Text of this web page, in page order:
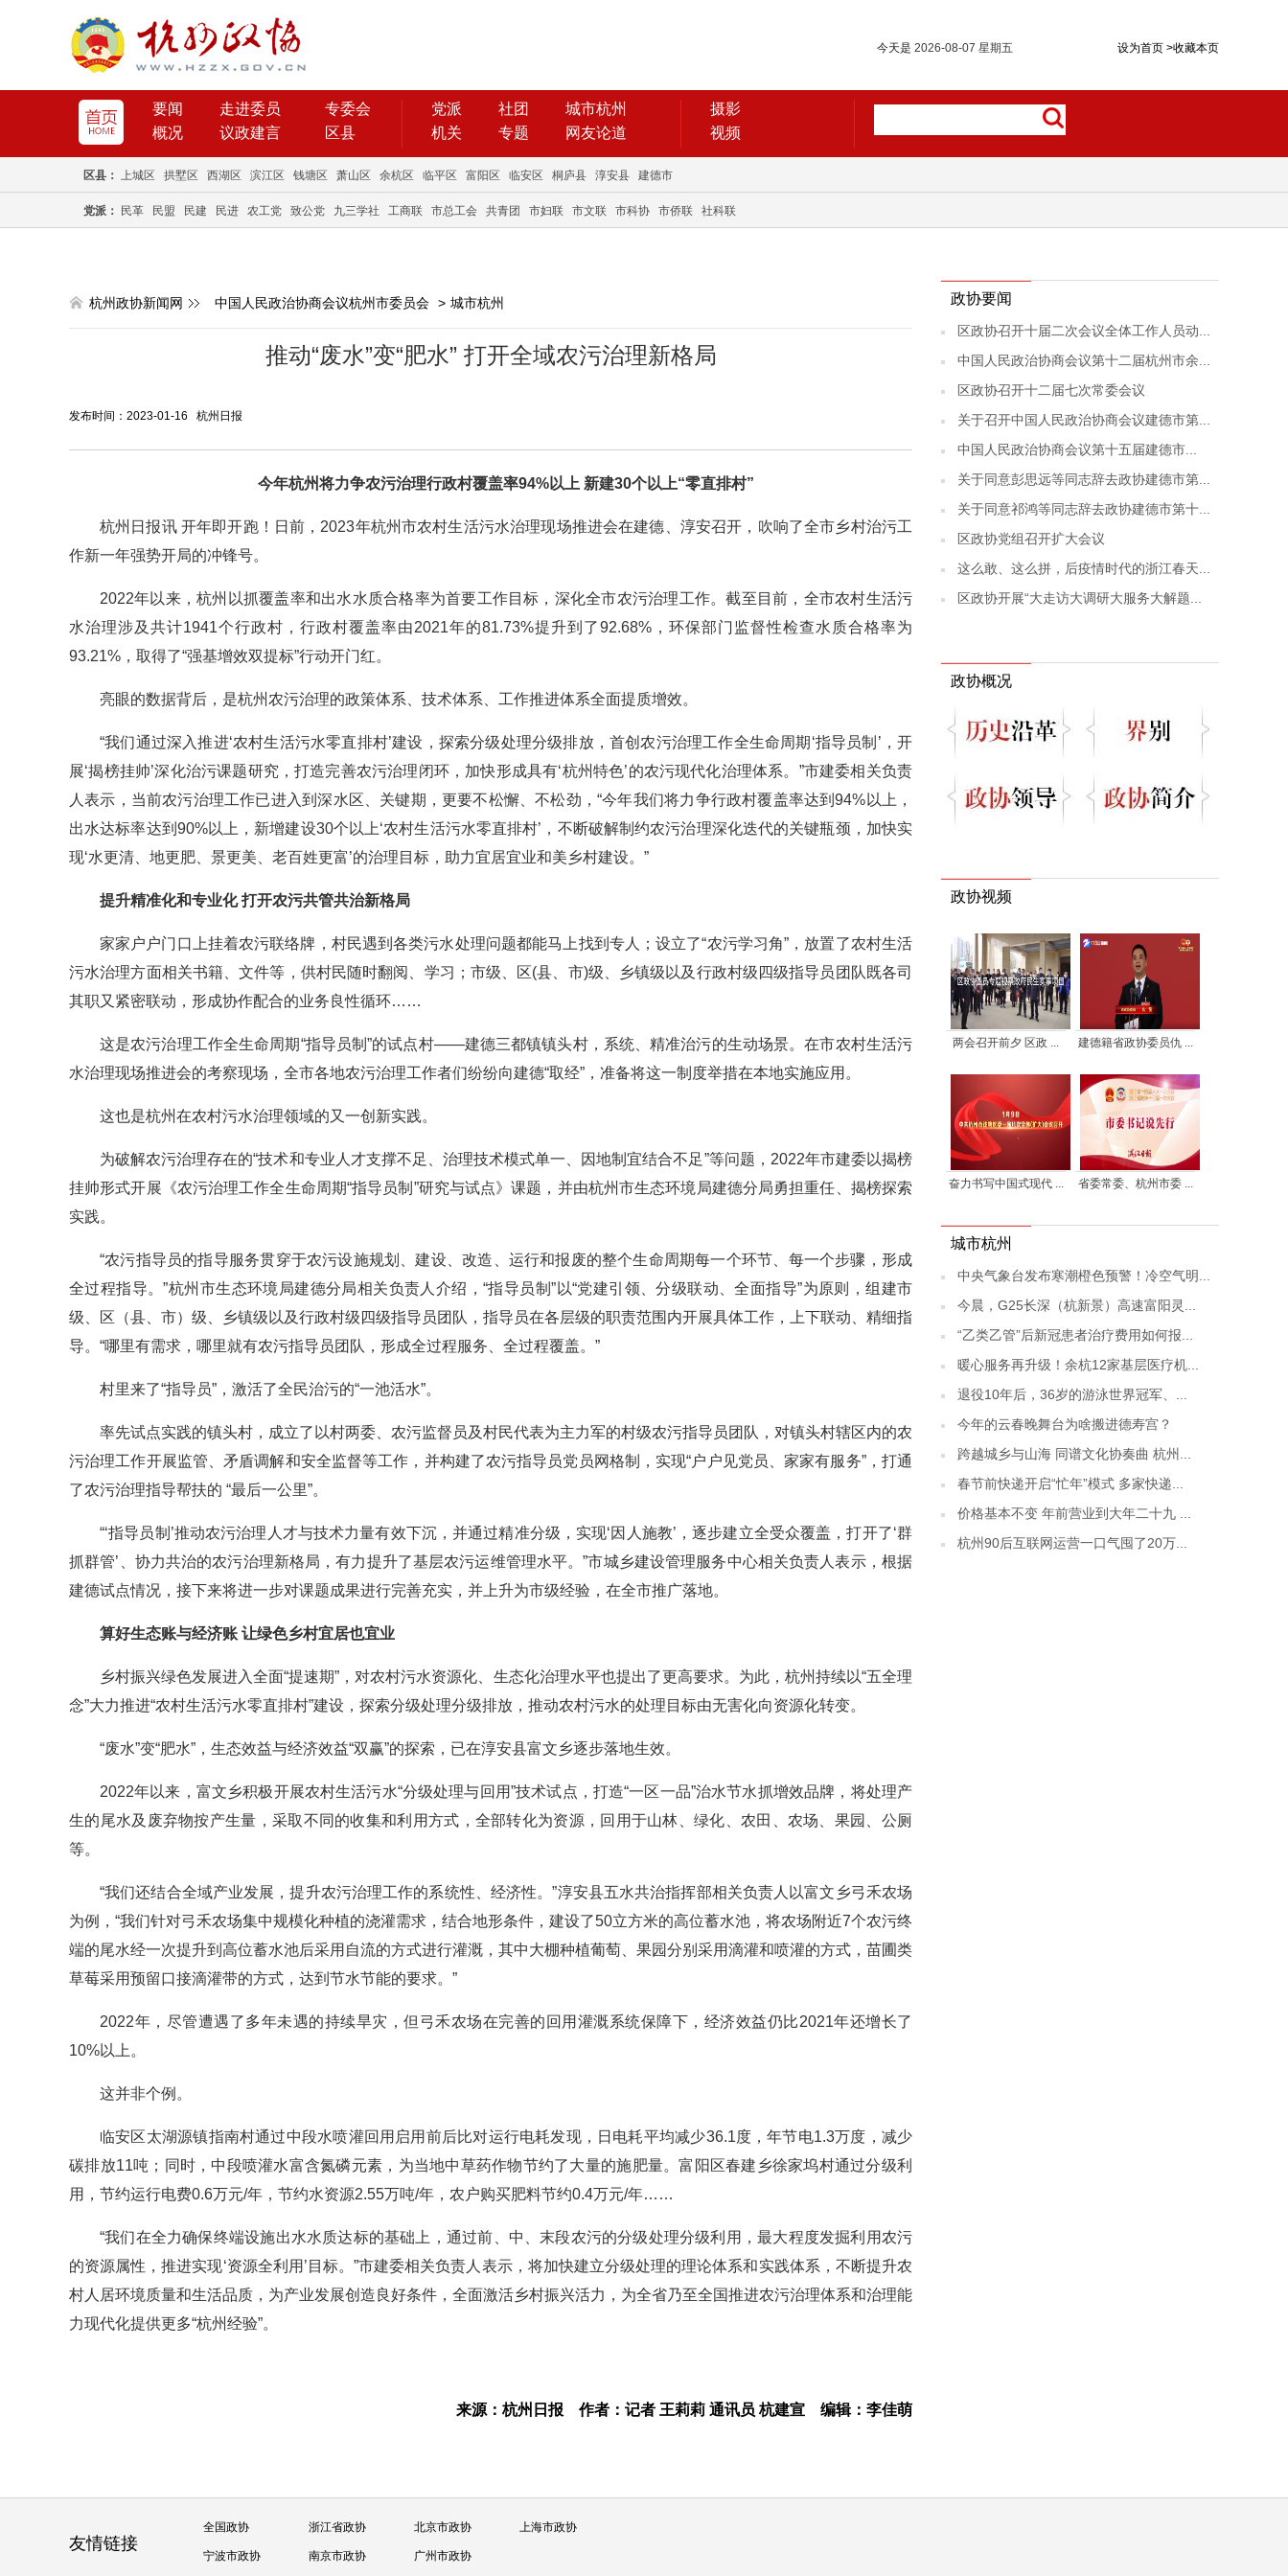
设为首页 >收藏本页
今天是 2026-08-07 星期五
要闻 走进委员
专委会
概况
议政建言 区县
党派 社团
城市杭州
机关
专题 网友论道
摄影
视频
区县： 上城区 拱墅区 西湖区 滨江区 钱塘区 萧山区 余杭区 临平区 富阳区 临安区 桐庐县 淳安县 建德市
党派： 民革 民盟 民建 民进 农工党 致公党 九三学社 工商联 市总工会 共青团 市妇联 市文联 市科协 市侨联 社科联
杭州政协新闻网 中国人民政治协商会议杭州市委员会 > 城市杭州
推动“废水”变“肥水” 打开全域农污治理新格局
发布时间：2023-01-16 杭州日报
今年杭州将力争农污治理行政村覆盖率94%以上 新建30个以上“零直排村”
杭州日报讯 开年即开跑！日前，2023年杭州市农村生活污水治理现场推进会在建德、淳安召开，吹响了全市乡村治污工
作新一年强势开局的冲锋号。
2022年以来，杭州以抓覆盖率和出水水质合格率为首要工作目标，深化全市农污治理工作。截至目前，全市农村生活污
水治理涉及共计1941个行政村，行政村覆盖率由2021年的81.73%提升到了92.68%，环保部门监督性检查水质合格率为
93.21%，取得了“强基增效双提标”行动开门红。
亮眼的数据背后，是杭州农污治理的政策体系、技术体系、工作推进体系全面提质增效。
“我们通过深入推进‘农村生活污水零直排村’建设，探索分级处理分级排放，首创农污治理工作全生命周期‘指导员制’，开
展‘揭榜挂帅’深化治污课题研究，打造完善农污治理闭环，加快形成具有‘杭州特色’的农污现代化治理体系。”市建委相关负责
人表示，当前农污治理工作已进入到深水区、关键期，更要不松懈、不松劲，“今年我们将力争行政村覆盖率达到94%以上，
出水达标率达到90%以上，新增建设30个以上‘农村生活污水零直排村’，不断破解制约农污治理深化迭代的关键瓶颈，加快实
现‘水更清、地更肥、景更美、老百姓更富’的治理目标，助力宜居宜业和美乡村建设。”
提升精准化和专业化 打开农污共管共治新格局
家家户户门口上挂着农污联络牌，村民遇到各类污水处理问题都能马上找到专人；设立了“农污学习角”，放置了农村生活
污水治理方面相关书籍、文件等，供村民随时翻阅、学习；市级、区(县、市)级、乡镇级以及行政村级四级指导员团队既各司
其职又紧密联动，形成协作配合的业务良性循环……
这是农污治理工作全生命周期“指导员制”的试点村——建德三都镇镇头村，系统、精准治污的生动场景。在市农村生活污
水治理现场推进会的考察现场，全市各地农污治理工作者们纷纷向建德“取经”，准备将这一制度举措在本地实施应用。
这也是杭州在农村污水治理领域的又一创新实践。
为破解农污治理存在的“技术和专业人才支撑不足、治理技术模式单一、因地制宜结合不足”等问题，2022年市建委以揭榜
挂帅形式开展《农污治理工作全生命周期“指导员制”研究与试点》课题，并由杭州市生态环境局建德分局勇担重任、揭榜探索
实践。
“农污指导员的指导服务贯穿于农污设施规划、建设、改造、运行和报废的整个生命周期每一个环节、每一个步骤，形成
全过程指导。”杭州市生态环境局建德分局相关负责人介绍，“指导员制”以“党建引领、分级联动、全面指导”为原则，组建市
级、区（县、市）级、乡镇级以及行政村级四级指导员团队，指导员在各层级的职责范围内开展具体工作，上下联动、精细指
导。“哪里有需求，哪里就有农污指导员团队，形成全过程服务、全过程覆盖。”
村里来了“指导员”，激活了全民治污的“一池活水”。
率先试点实践的镇头村，成立了以村两委、农污监督员及村民代表为主力军的村级农污指导员团队，对镇头村辖区内的农
污治理工作开展监管、矛盾调解和安全监督等工作，并构建了农污指导员党员网格制，实现“户户见党员、家家有服务”，打通
了农污治理指导帮扶的 “最后一公里”。
“‘指导员制’推动农污治理人才与技术力量有效下沉，并通过精准分级，实现‘因人施教’，逐步建立全受众覆盖，打开了‘群
抓群管’、协力共治的农污治理新格局，有力提升了基层农污运维管理水平。”市城乡建设管理服务中心相关负责人表示，根据
建德试点情况，接下来将进一步对课题成果进行完善充实，并上升为市级经验，在全市推广落地。
算好生态账与经济账 让绿色乡村宜居也宜业
乡村振兴绿色发展进入全面“提速期”，对农村污水资源化、生态化治理水平也提出了更高要求。为此，杭州持续以“五全理
念”大力推进“农村生活污水零直排村”建设，探索分级处理分级排放，推动农村污水的处理目标由无害化向资源化转变。
“废水”变“肥水”，生态效益与经济效益“双赢”的探索，已在淳安县富文乡逐步落地生效。
2022年以来，富文乡积极开展农村生活污水“分级处理与回用”技术试点，打造“一区一品”治水节水抓增效品牌，将处理产
生的尾水及废弃物按产生量，采取不同的收集和利用方式，全部转化为资源，回用于山林、绿化、农田、农场、果园、公厕
等。
“我们还结合全域产业发展，提升农污治理工作的系统性、经济性。”淳安县五水共治指挥部相关负责人以富文乡弓禾农场
为例，“我们针对弓禾农场集中规模化种植的浇灌需求，结合地形条件，建设了50立方米的高位蓄水池，将农场附近7个农污终
端的尾水经一次提升到高位蓄水池后采用自流的方式进行灌溉，其中大棚种植葡萄、果园分别采用滴灌和喷灌的方式，苗圃类
草莓采用预留口接滴灌带的方式，达到节水节能的要求。”
2022年，尽管遭遇了多年未遇的持续旱灾，但弓禾农场在完善的回用灌溉系统保障下，经济效益仍比2021年还增长了
10%以上。
这并非个例。
临安区太湖源镇指南村通过中段水喷灌回用启用前后比对运行电耗发现，日电耗平均减少36.1度，年节电1.3万度，减少
碳排放11吨；同时，中段喷灌水富含氮磷元素，为当地中草药作物节约了大量的施肥量。富阳区春建乡徐家坞村通过分级利
用，节约运行电费0.6万元/年，节约水资源2.55万吨/年，农户购买肥料节约0.4万元/年……
“我们在全力确保终端设施出水水质达标的基础上，通过前、中、末段农污的分级处理分级利用，最大程度发掘利用农污
的资源属性，推进实现‘资源全利用’目标。”市建委相关负责人表示，将加快建立分级处理的理论体系和实践体系，不断提升农
村人居环境质量和生活品质，为产业发展创造良好条件，全面激活乡村振兴活力，为全省乃至全国推进农污治理体系和治理能
力现代化提供更多“杭州经验”。
来源：杭州日报 作者：记者 王莉莉 通讯员 杭建宣 编辑：李佳萌
政协要闻
区政协召开十届二次会议全体工作人员动...
中国人民政治协商会议第十二届杭州市余...
区政协召开十二届七次常委会议
关于召开中国人民政治协商会议建德市第...
​中国人民政治协商会议第十五届建德市...
关于同意彭思远等同志辞去政协建德市第...
关于同意祁鸿等同志辞去政协建德市第十...
区政协党组召开扩大会议
这么敢、这么拼，后疫情时代的浙江春天...
区政协开展“大走访大调研大服务大解题...
政协概况
政协视频
两会召开前夕 区政 ... 建德籍省政协委员仇 ...
奋力书写中国式现代 ... 省委常委、杭州市委 ...
城市杭州
中央气象台发布寒潮橙色预警！冷空气明...
今晨，G25长深（杭新景）高速富阳灵...
“乙类乙管”后新冠患者治疗费用如何报...
暖心服务再升级！余杭12家基层医疗机...
退役10年后，36岁的游泳世界冠军、...
今年的云春晚舞台为啥搬进德寿宫？
跨越城乡与山海 同谱文化协奏曲 杭州...
春节前快递开启“忙年”模式 多家快递...
价格基本不变 年前营业到大年二十九 ...
杭州90后互联网运营一口气囤了20万...
友情链接
全国政协 浙江省政协 北京市政协 上海市政协
宁波市政协 南京市政协 广州市政协